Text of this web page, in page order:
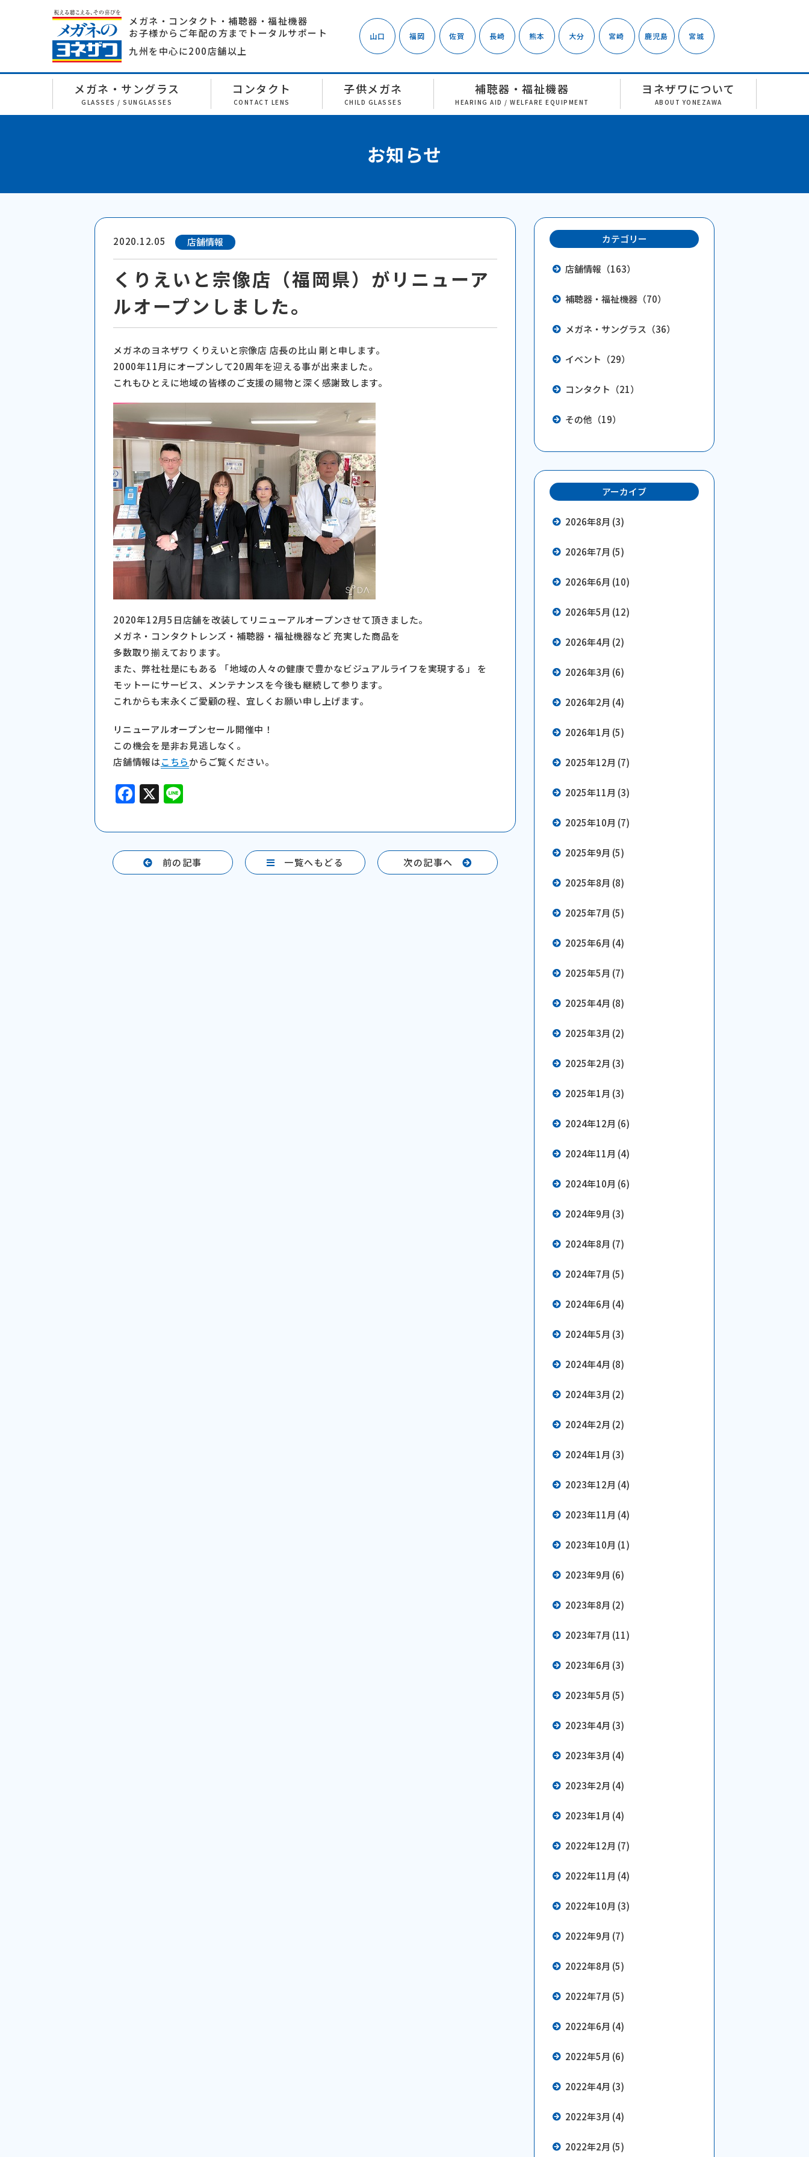
メガネ・コンタクト・補聴器・福祉機器
お子様からご年配の方までトータルサポート
九州を中心に200店舗以上
山口 福岡 佐賀 長崎 熊本 大分 宮崎 鹿児島 宮城
メガネ・サングラス
GLASSES / SUNGLASSES
コンタクト
CONTACT LENS
子供メガネ
CHILD GLASSES
補聴器・福祉機器
HEARING AID / WELFARE EQUIPMENT
ヨネザワについて
ABOUT YONEZAWA
お知らせ
2020.12.05 店舗情報
くりえいと宗像店（福岡県）がリニューア
ルオープンしました。
メガネのヨネザワ くりえいと宗像店 店長の比山 剛と申します。
2000年11月にオープンして20周年を迎える事が出来ました。
これもひとえに地域の皆様のご支援の賜物と深く感謝致します。
2020年12月5日店舗を改装してリニューアルオープンさせて頂きました。
メガネ・コンタクトレンズ・補聴器・福祉機器など 充実した商品を
多数取り揃えております。
また、弊社社是にもある 「地域の人々の健康で豊かなビジュアルライフを実現する」 を
モットーにサービス、メンテナンスを今後も継続して参ります。
これからも末永くご愛顧の程、宜しくお願い申し上げます。
リニューアルオープンセール開催中！
この機会を是非お見逃しなく。
店舗情報はこちらからご覧ください。
F
c
e
b
X
e
前の記事 一覧へもどる 次の記事へ
カテゴリー
店舗情報（163）
補聴器・福祉機器（70）
メガネ・サングラス（36）
イベント（29）
コンタクト（21）
その他（19）
アーカイブ
2026年8月 (3)
2026年7月 (5)
2026年6月 (10)
2026年5月 (12)
2026年4月 (2)
2026年3月 (6)
2026年2月 (4)
2026年1月 (5)
2025年12月 (7)
2025年11月 (3)
2025年10月 (7)
2025年9月 (5)
2025年8月 (8)
2025年7月 (5)
2025年6月 (4)
2025年5月 (7)
2025年4月 (8)
2025年3月 (2)
2025年2月 (3)
2025年1月 (3)
2024年12月 (6)
2024年11月 (4)
2024年10月 (6)
2024年9月 (3)
2024年8月 (7)
2024年7月 (5)
2024年6月 (4)
2024年5月 (3)
2024年4月 (8)
2024年3月 (2)
2024年2月 (2)
2024年1月 (3)
2023年12月 (4)
2023年11月 (4)
2023年10月 (1)
2023年9月 (6)
2023年8月 (2)
2023年7月 (11)
2023年6月 (3)
2023年5月 (5)
2023年4月 (3)
2023年3月 (4)
2023年2月 (4)
2023年1月 (4)
2022年12月 (7)
2022年11月 (4)
2022年10月 (3)
2022年9月 (7)
2022年8月 (5)
2022年7月 (5)
2022年6月 (4)
2022年5月 (6)
2022年4月 (3)
2022年3月 (4)
2022年2月 (5)